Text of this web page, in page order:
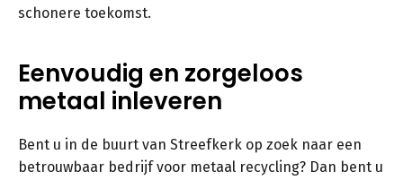
schonere toekomst.
Eenvoudig en zorgeloos
metaal inleveren
Bent u in de buurt van Streefkerk op zoek naar een
betrouwbaar bedrijf voor metaal recycling? Dan bent u